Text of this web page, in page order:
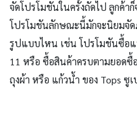
จัดโปรโมชันในครั้งถัดไป ลูกค้า
โปรโมชันลักษณะนี้มักจะนิยมจั
รูปแบบไหน เช่น โปรโมชันซื้อ
11 หรือ ซื้อสินค้าครบตามยอด
ถุงผ้า หรือ แก้วน้ำ ของ Tops ซู